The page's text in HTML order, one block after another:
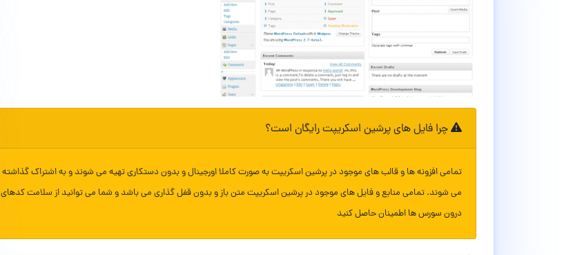
چرا فایل های پرشین اسکریپت رایگان است؟
تمامی افزونه ها و قالب های موجود در پرشین اسکریپت به صورت کاملا اورجینال و بدون دستکاری تهیه می شوند و به اشتراک گذاشته
می شوند. تمامی منابع و فایل های موجود در پرشین اسکریپت متن باز و بدون قفل گذاری می باشد و شما می توانید از سلامت کدهای
درون سورس ها اطمینان حاصل کنید